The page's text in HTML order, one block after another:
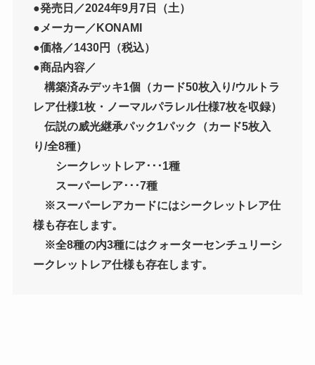
●発売日／2024年9月7日（土）
●メーカー／KONAMI
●価格／1430円（税込）
●商品内容／
構築済みデッキ1個（カード50枚入り/ウルトラ
レア仕様1枚・ノーマルパラレル仕様7枚を収録）
伝説の威光継承パック1パック（カード5枚入
り/全8種）
シークレットレア･･･1種
スーパーレア･･･7種
※スーパーレアカードにはシークレットレア仕
様も存在します。
※全8種の内3種にはクォーターセンチュリーシ
ークレットレア仕様も存在します。